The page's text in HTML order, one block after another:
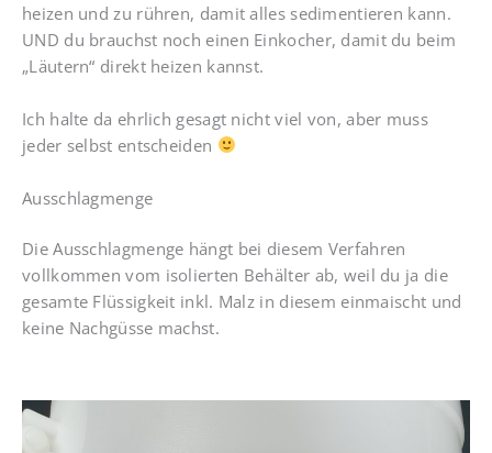
heizen und zu rühren, damit alles sedimentieren kann.
UND du brauchst noch einen Einkocher, damit du beim
„Läutern“ direkt heizen kannst.
Ich halte da ehrlich gesagt nicht viel von, aber muss
jeder selbst entscheiden
Ausschlagmenge
Die Ausschlagmenge hängt bei diesem Verfahren
vollkommen vom isolierten Behälter ab, weil du ja die
gesamte Flüssigkeit inkl. Malz in diesem einmaischt und
keine Nachgüsse machst.